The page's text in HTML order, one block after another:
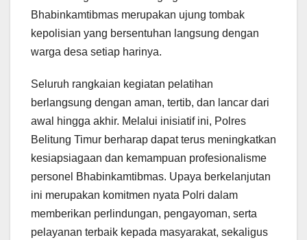
Bhabinkamtibmas merupakan ujung tombak
kepolisian yang bersentuhan langsung dengan
warga desa setiap harinya.
Seluruh rangkaian kegiatan pelatihan
berlangsung dengan aman, tertib, dan lancar dari
awal hingga akhir. Melalui inisiatif ini, Polres
Belitung Timur berharap dapat terus meningkatkan
kesiapsiagaan dan kemampuan profesionalisme
personel Bhabinkamtibmas. Upaya berkelanjutan
ini merupakan komitmen nyata Polri dalam
memberikan perlindungan, pengayoman, serta
pelayanan terbaik kepada masyarakat, sekaligus